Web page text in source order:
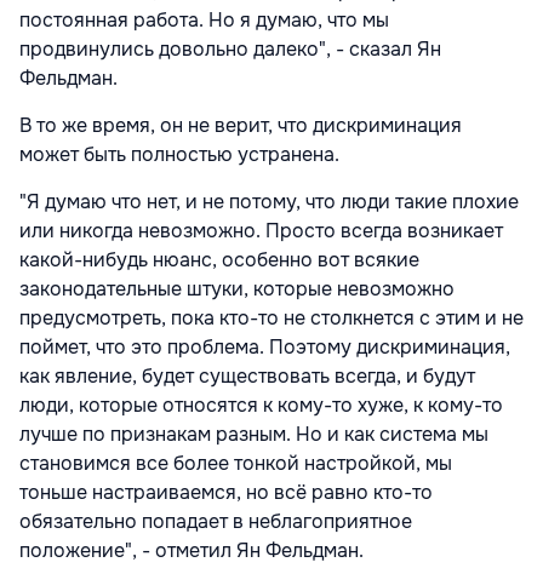
постоянная работа. Но я думаю, что мы
продвинулись довольно далеко", - сказал Ян
Фельдман.
В то же время, он не верит, что дискриминация
может быть полностью устранена.
"Я думаю что нет, и не потому, что люди такие плохие
или никогда невозможно. Просто всегда возникает
какой-нибудь нюанс, особенно вот всякие
законодательные штуки, которые невозможно
предусмотреть, пока кто-то не столкнется с этим и не
поймет, что это проблема. Поэтому дискриминация,
как явление, будет существовать всегда, и будут
люди, которые относятся к кому-то хуже, к кому-то
лучше по признакам разным. Но и как система мы
становимся все более тонкой настройкой, мы
тоньше настраиваемся, но всё равно кто-то
обязательно попадает в неблагоприятное
положение", - отметил Ян Фельдман.